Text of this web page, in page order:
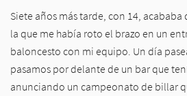
Siete años más tarde, con 14,
la que me había roto el brazo en un
baloncesto con mi equipo. Un día
pasamos por delante de un bar que
anunciando un campeonato de billar